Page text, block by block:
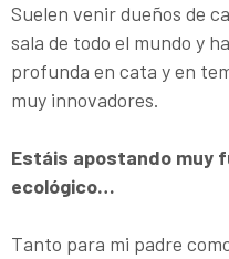
Suelen venir dueños de
sala de todo el mundo y
profunda en cata y en
muy innovadores.
Estáis apostando muy
ecológico…
Tanto para mi padre